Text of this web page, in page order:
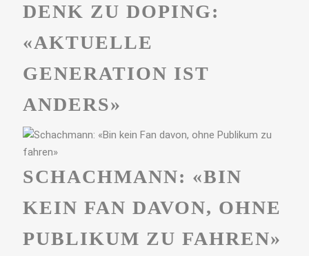
DENK ZU DOPING:
«AKTUELLE
GENERATION IST
ANDERS»
SCHACHMANN: «BIN
KEIN FAN DAVON, OHNE
PUBLIKUM ZU FAHREN»